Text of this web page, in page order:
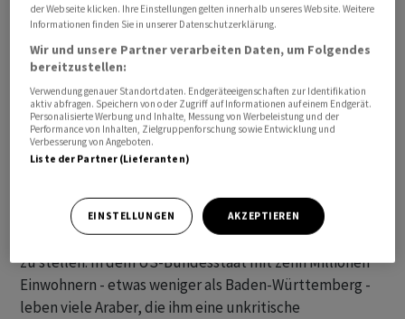
zehn Prozent der Stimmen der Demokraten entfielen
Prozent auf die «Unentschlossenen». Wie viele dieser
Stimmen aus Protest gegen Bidens Gaza-Politik
abgegeben wurden, konnte nicht ermittelt werden. Bei
den Republikanern lag Trump nach Auszählung von acht
Prozent der Stimmen mit 64 Prozent vor seiner
Michigan bietet die Möglichkeit, die Unterstützung der
Parteibasis für einen nominierten Kandidaten in Frage
zu stellen. In dem US-Bundesstaat mit zehn Millionen
Einwohnern - etwas weniger als Baden-Württemberg -
leben viele Araber, die ihm eine unkritische
der Webseite klicken. Ihre Einstellungen gelten innerhalb unseres Website. Weitere
Informationen finden Sie in unserer Datenschutzerklärung.
Wir und unsere Partner verarbeiten Daten, um Folgendes
bereitzustellen:
Verwendung genauer Standortdaten. Endgeräteeigenschaften zur Identifikation
aktiv abfragen. Speichern von oder Zugriff auf Informationen auf einem Endgerät.
Personalisierte Werbung und Inhalte, Messung von Werbeleistung und der
Performance von Inhalten, Zielgruppenforschung sowie Entwicklung und
Verbesserung von Angeboten.
Liste der Partner (Lieferanten)
EINSTELLUNGEN AKZEPTIEREN